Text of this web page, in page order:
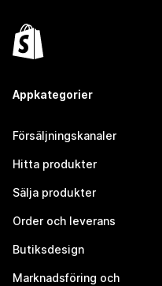
Appkategorier
Försäljningskanaler
Hitta produkter
Sälja produkter
Order och leverans
Butiksdesign
Marknadsföring och